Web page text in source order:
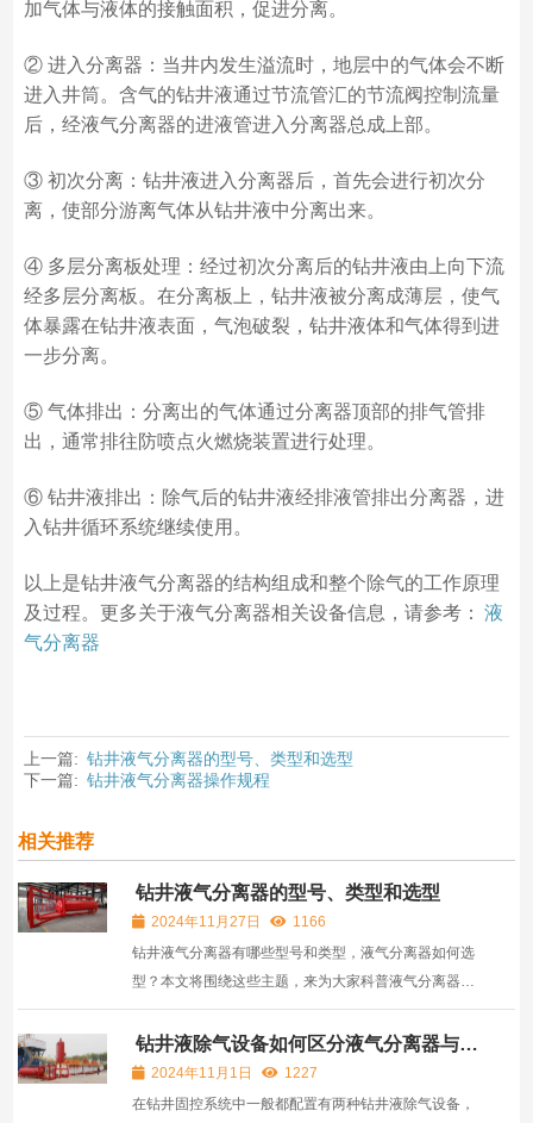
加气体与液体的接触面积，促进分离。
② 进入分离器：当井内发生溢流时，地层中的气体会不断
进入井筒。含气的钻井液通过节流管汇的节流阀控制流量
后，经液气分离器的进液管进入分离器总成上部。
③ 初次分离：钻井液进入分离器后，首先会进行初次分
离，使部分游离气体从钻井液中分离出来。
④ 多层分离板处理：经过初次分离后的钻井液由上向下流
经多层分离板。在分离板上，钻井液被分离成薄层，使气
体暴露在钻井液表面，气泡破裂，钻井液体和气体得到进
一步分离。
⑤ 气体排出：分离出的气体通过分离器顶部的排气管排
出，通常排往防喷点火燃烧装置进行处理。
⑥ 钻井液排出：除气后的钻井液经排液管排出分离器，进
入钻井循环系统继续使用。
以上是钻井液气分离器的结构组成和整个除气的工作原理
及过程。更多关于液气分离器相关设备信息，请参考： 液
气分离器
上一篇: 钻井液气分离器的型号、类型和选型
下一篇: 钻井液气分离器操作规程
相关推荐
钻井液气分离器的型号、类型和选型
2024年11月27日
1166
钻井液气分离器有哪些型号和类型，液气分离器如何选
型？本文将围绕这些主题，来为大家科普液气分离器的
型号规格，分类类型以及如何选型等相关问题。
钻井液除气设备如何区分液气分离器与真
空除气器？
2024年11月1日
1227
在钻井固控系统中一般都配置有两种钻井液除气设备，